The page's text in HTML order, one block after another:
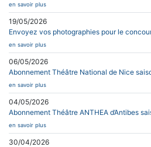
en savoir plus
19/05/2026
Envoyez vos photographies pour le
en savoir plus
06/05/2026
Abonnement Théâtre National de Nice
en savoir plus
04/05/2026
Abonnement Théâtre ANTHEA d’Antibes
en savoir plus
30/04/2026